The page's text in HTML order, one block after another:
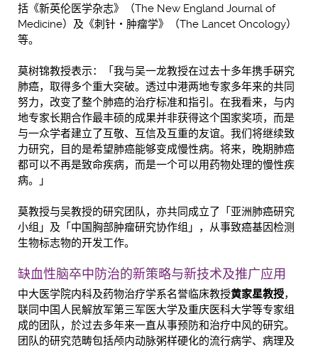
括《新英伦医学杂志》（The New England Journal of
Medicine）及《刺针・肿瘤学》（The Lancet Oncology）
等。
莫树锦教授表示：「我与吴一龙教授在过去十多年携手硏究
肺癌，取得多个重大突破。透过中港两地专家多年来的共同
努力，改变了整个肺癌的治疗标准和指引。在我看来，与内
地专家长期合作最丰硕的成果并非获得这个国家奖项，而是
与一众学者建立了互敬、互信及互重的友谊。我们将继续致
力研究，目的是希望肺癌能够变成慢性病。将来，晚期肺癌
都可以不再是致命疾病，而是一个可以用药物处理的慢性疾
病。」
莫教授与吴教授的研究团队，亦共同成立了「亚洲肺癌研究
小组」及「中国胸部肿瘤研究协作组」，从事致癌基因检测
生物标志物的开发工作。
缺血性脑卒中防治的新策略与新技术及推广应用
中大医学院内科及药物治疗学系名誉临床教授黄家星教授，
联同中国人民解放军第三军医大学及重庆医科大学等专家组
成的团队，於过去多年来一直从事预防和治疗中风的研究。
团队的研究范畴包括颅内动脉粥样硬化的流行病学、病理及